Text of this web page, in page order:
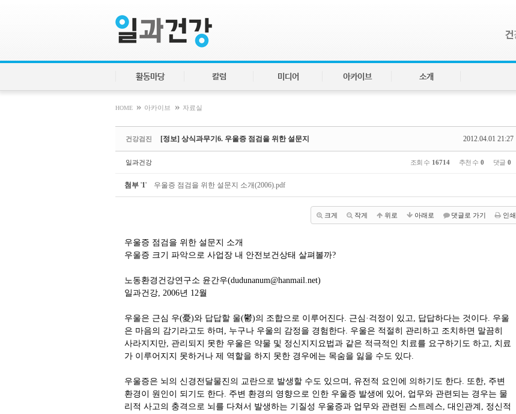
활동마당 칼럼 미디어 아카이브 소개
HOME » 아카이브 » 자료실
건강검진 2012.04.01 21:27
[정보] 상식과무기6. 우울증 점검을 위한 설문지
일과건강 조회 수 16714 추천 수 0 댓글 0
첨부 '1' 우울증 점검을 위한 설문지 소개(2006).pdf
크게 작게 위로 아래로 댓글로 가기 인쇄
우울증 점검을 위한 설문지 소개
우울증 크기 파악으로 사업장 내 안전보건상태 살펴볼까?
노동환경건강연구소 윤간우(dudunanum@hanmail.net)
일과건강, 2006년 12월
우울은 근심 우(憂)와 답답할 울(鬱)의 조합으로 이루어진다. 근심·걱정이 있고, 답답하다는 것이다. 우울
은 마음의 감기라고도 하며, 누구나 우울의 감정을 경험한다. 우울은 적절히 관리하고 조치하면 말끔히
사라지지만, 관리되지 못한 우울은 약물 및 정신지지요법과 같은 적극적인 치료를 요구하기도 하고, 치료
가 이루어지지 못하거나 제 역할을 하지 못한 경우에는 목숨을 잃을 수도 있다.
우울증은 뇌의 신경전달물진의 교란으로 발생할 수도 있으며, 유전적 요인에 의하기도 한다. 또한, 주변
환경이 원인이 되기도 한다. 주변 환경의 영향으로 인한 우울증 발생에 있어, 업무와 관련되는 경우는 물
리적 사고의 충격으로 뇌를 다쳐서 발생하는 기질성 우울증과 업무와 관련된 스트레스, 대인관계, 정신적